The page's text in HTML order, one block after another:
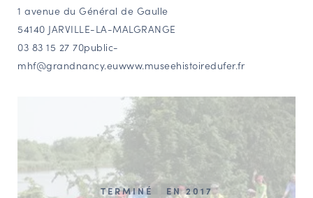
1 avenue du Général de Gaulle
54140 JARVILLE-LA-MALGRANGE
03 83 15 27 70public-
mhf@grandnancy.euwww.museehistoiredufer.fr
TERMINÉ EN 2017